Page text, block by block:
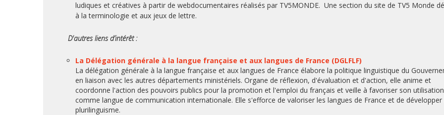
ludiques et créatives à partir de webdocumentaires réalisés par TV5MONDE. Une section du site de TV5 Monde
à la terminologie et aux jeux de lettre.
D'autres liens d’intérêt :
La Délégation générale à la langue française et aux langues de France (DGLFLF)
La délégation générale à la langue française et aux langues de France élabore la politique linguistique du
en liaison avec les autres départements ministériels. Organe de réflexion, d'évaluation et d'action, elle anime et
coordonne l'action des pouvoirs publics pour la promotion et l'emploi du français et veille à favoriser son utilisation
comme langue de communication internationale. Elle s'efforce de valoriser les langues de France et de développer
plurilinguisme.